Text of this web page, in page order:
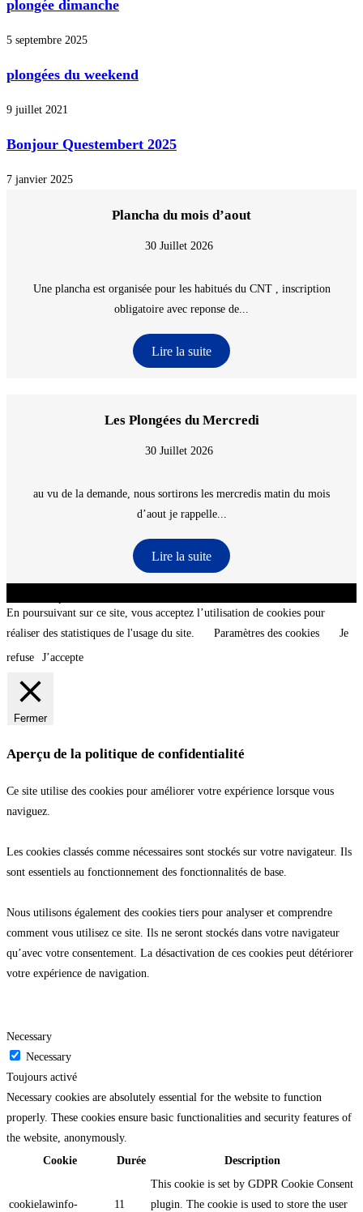
plongée dimanche
5 septembre 2025
plongées du weekend
9 juillet 2021
Bonjour Questembert 2025
7 janvier 2025
Plancha du mois d’aout
30 Juillet 2026
Une plancha est organisée pour les habitués du CNT , inscription
obligatoire avec reponse de...
Lire la suite
Les Plongées du Mercredi
30 Juillet 2026
au vu de la demande, nous sortirons les mercredis matin du mois
d’aout je rappelle...
Lire la suite
En poursuivant sur ce site, vous acceptez l’utilisation de cookies pour
réaliser des statistiques de l'usage du site.
Paramètres des cookies
Je
refuse
J’accepte
Fermer
Aperçu de la politique de confidentialité
Ce site utilise des cookies pour améliorer votre expérience lorsque vous
naviguez.
Les cookies classés comme nécessaires sont stockés sur votre navigateur. Ils
sont essentiels au fonctionnement des fonctionnalités de base.
Nous utilisons également des cookies tiers pour analyser et comprendre
comment vous utilisez ce site. Ils ne seront stockés dans votre navigateur
qu’avec votre consentement. La désactivation de ces cookies peut détériorer
votre expérience de navigation.
Necessary
Necessary
Toujours activé
Necessary cookies are absolutely essential for the website to function
properly. These cookies ensure basic functionalities and security features of
the website, anonymously.
Cookie
Durée Description
cookielawinfo-
11
This cookie is set by GDPR Cookie Consent
plugin. The cookie is used to store the user